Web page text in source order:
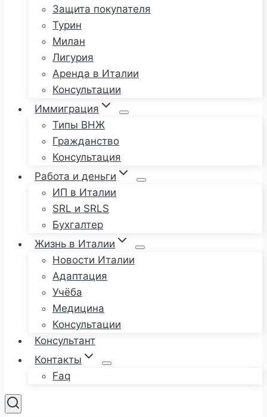
Защита покупателя
Турин
Милан
Лигурия
Аренда в Италии
Консультации
Иммиграция
Типы ВНЖ
Гражданство
Консультация
Работа и деньги
ИП в Италии
SRL и SRLS
Бухгалтер
Жизнь в Италии
Новости Италии
Адаптация
Учёба
Медицина
Консультации
Консультант
Контакты
Faq